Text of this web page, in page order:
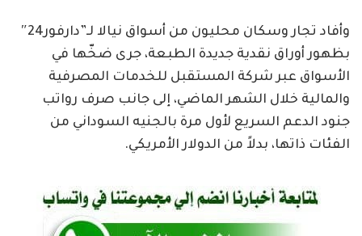
وأفاد تجار وسكان محليون من أسواق نيالا لـ”دارفور24″
بظهور أوراق نقدية جديدة الطبعة، جرى ضخّها في
الأسواق عبر شركة المستقبل للخدمات المصرفية
والمالية خلال الشهر الماضي، إلى جانب صرف رواتب
جنود الدعم السريع لأول مرة بالجنيه السوداني من
الفئات ذاتها، بدلاً من الدولار الأمريكي.